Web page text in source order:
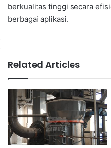
berkualitas tinggi secara
berbagai aplikasi.
Related Articles